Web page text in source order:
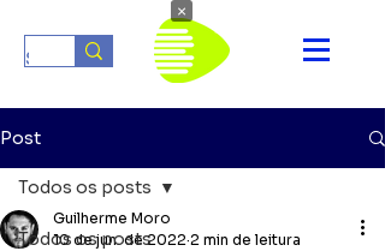
Post
Todos os posts
Todos os posts
Guilherme Moro
10 de jun. de 2022 2 min de leitura
×